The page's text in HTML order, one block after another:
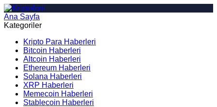
Ana Sayfa
Kategoriler
Kripto Para Haberleri
Bitcoin Haberleri
Altcoin Haberleri
Ethereum Haberleri
Solana Haberleri
XRP Haberleri
Memecoin Haberleri
Stablecoin Haberleri